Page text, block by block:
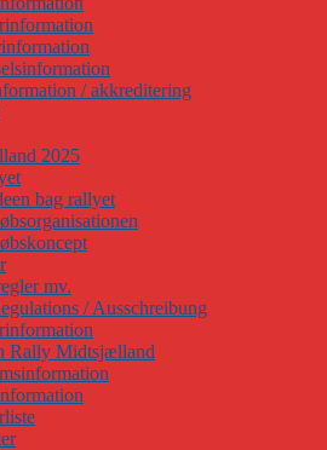
/ akkreditering
2025
bag rallyet
mv.
/ Ausschreibung
Rally Midtsjælland